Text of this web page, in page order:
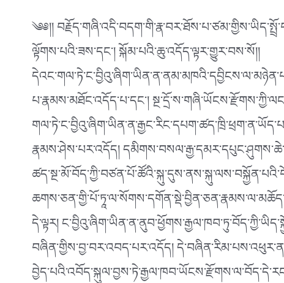
༄༅།།
ལྟོགས་པའི་ཟས་དང༌། སྐོམ་པའི་ཆུ་འདོད་ལྟར་གྱུར་བས་སོ།།
པ་རྣམས་མཐོང་འདོད་པ་དང༌།
རྣམས་ཤེས་པར་འདོད།
དེ་ལྟར།
བཞིན་གྱིས་བྱ་བར་འབད་པར་འདོད།